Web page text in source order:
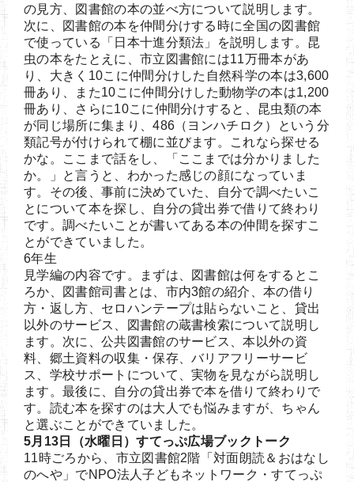
の見方、図書館の本の並べ方について説明します。
次に、図書館の本を仲間分けする時に全国の図書館
で使っている「日本十進分類法」を説明します。昆
虫の本をたとえに、市立図書館には11万冊本があ
り、大きく10こに仲間分けした自然科学の本は3,600
冊あり、また10こに仲間分けした動物学の本は1,200
冊あり、さらに10こに仲間分けすると、昆虫類の本
が同じ場所に集まり、486（ヨンハチロク）という分
類記号が付けられて棚に並びます。これなら探せる
かな。ここまで話をし、「ここまでは分かりました
か。」と言うと、わかった感じの顔になっていま
す。その後、事前に決めていた、自分で調べたいこ
とについて本を探し、自分の貸出券で借りて終わり
です。調べたいことが書いてある本の仲間を探すこ
とができていました。
6年生
見学編の内容です。まずは、図書館は何をするとこ
ろか、図書館司書とは、市内3館の紹介、本の借り
方・返し方、セロハンテープは貼らないこと、貸出
以外のサービス、図書館の蔵書検索について説明し
ます。次に、公共図書館のサービス、本以外の資
料、郷土資料の収集・保存、バリアフリーサービ
ス、学校サポートについて、実物を見ながら説明し
ます。最後に、自分の貸出券で本を借りて終わりで
す。読む本を探すのは大人でも悩みますが、ちゃん
と選ぶことができていました。
5月13日（水曜日）すてっぷ広場ブックトーク
11時ごろから、市立図書館2階「対面朗読＆おはなし
のへや」でNPO法人子どもネットワーク・すてっぷ